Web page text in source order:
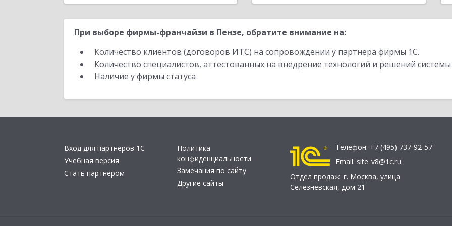
При выборе фирмы-франчайзи в Пензе, обратите внимание на:
Количество клиентов (договоров ИТС) на сопровождении у партнера фирмы 1С.
Количество специалистов, аттестованных на внедрение технологий и решений
Наличие у фирмы статуса
Вход для партнеров 1С
Учебная версия
Стать партнером
Политика
конфиденциальности
Замечания по сайту
Другие сайты
Телефон: +7 (495) 737-92-57
Email: site_v8@1c.ru
Отдел продаж: г. Москва, улица
Селезнёвская, дом 21